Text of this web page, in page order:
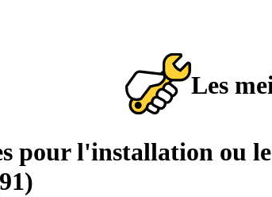
Les
pour l'installation ou